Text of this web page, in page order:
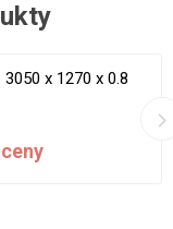
x 1270 x 0.8